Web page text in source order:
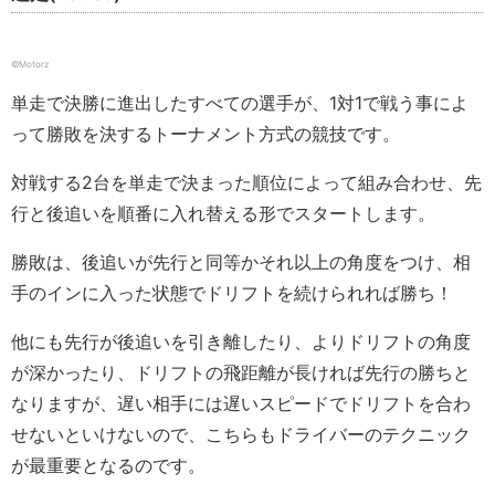
©︎Motorz
単走で決勝に進出したすべての選手が、1対1で戦う事によ
って勝敗を決するトーナメント方式の競技です。
対戦する2台を単走で決まった順位によって組み合わせ、先
行と後追いを順番に入れ替える形でスタートします。
勝敗は、後追いが先行と同等かそれ以上の角度をつけ、相
手のインに入った状態でドリフトを続けられれば勝ち！
他にも先行が後追いを引き離したり、よりドリフトの角度
が深かったり、ドリフトの飛距離が長ければ先行の勝ちと
なりますが、遅い相手には遅いスピードでドリフトを合わ
せないといけないので、こちらもドライバーのテクニック
が最重要となるのです。